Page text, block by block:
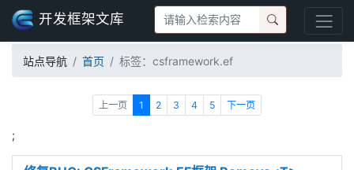
开发框架文库
站点导航 首页 标签：csframework.ef
上一页 1 2 3 4 5 下一页
;